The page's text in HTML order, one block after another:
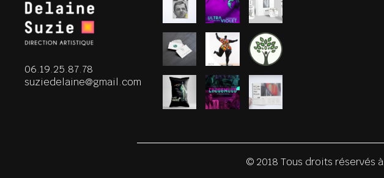
06.19.25.87.78
suziedelaine@gmail.com
© 2018 Tous droits réservés à